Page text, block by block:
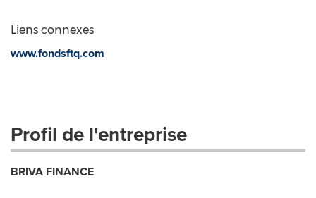
Liens connexes
www.fondsftq.com
Profil de l'entreprise
BRIVA FINANCE